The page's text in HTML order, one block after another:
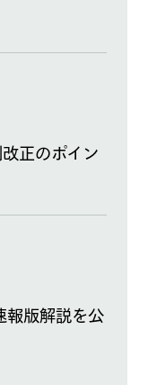
正のポイン
報版解説を公